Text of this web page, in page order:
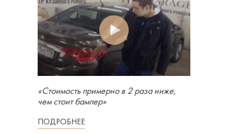
«Стоимость примерно в 2 раза ниже,
чем стоит бампер»
ПОДРОБНЕЕ